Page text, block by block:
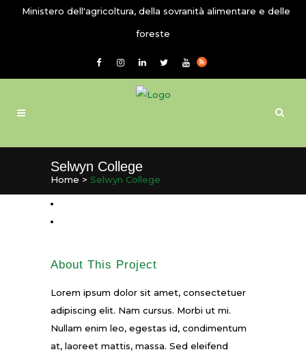
Ministero dell'agricoltura, della sovranità alimentare e delle
foreste
Selwyn College
Home > Selwyn College
About This Project
Lorem ipsum dolor sit amet, consectetuer
adipiscing elit. Nam cursus. Morbi ut mi.
Nullam enim leo, egestas id, condimentum
at, laoreet mattis, massa. Sed eleifend